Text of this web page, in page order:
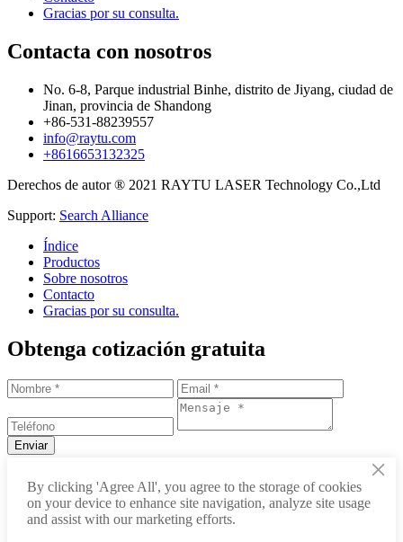
Gracias por su consulta.
Contacta con nosotros
No. 6-8, Parque industrial Binhe, distrito de Jiyang, ciudad de
Jinan, provincia de Shandong
+86-531-88239557
info@raytu.com
+8616653132325
Derechos de autor ® 2021 RAYTU LASER Technology Co.,Ltd
Support: Search Alliance
Índice
Productos
Sobre nosotros
Contacto
Gracias por su consulta.
Obtenga cotización gratuita
info@raytu.com
×
By clicking 'Agree All', you agree to the storage of cookies
on your device to enhance site navigation, analyze site usage
and assist with our marketing efforts.